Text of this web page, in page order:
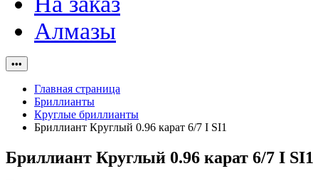
Алмазы
•••
Главная страница
Бриллианты
Круглые бриллианты
Бриллиант Круглый 0.96 карат 6/7 I SI1
Бриллиант Круглый 0.96 карат 6/7 I SI1